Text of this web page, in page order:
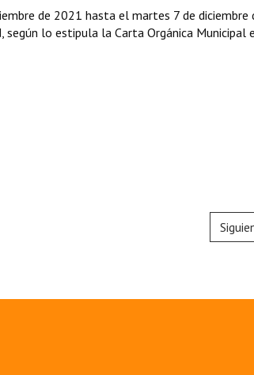
de 2021 hasta el martes 7 de diciembre
lo estipula la Carta Orgánica Municipal